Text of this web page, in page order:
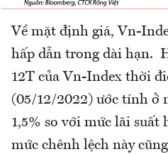
Về mặt định giá, Vn-
hấp dẫn trong dài hạn.
12T của Vn-Index thời
(05/12/2022) ước tính ở
1,5% so với mức lãi
mức chênh lệch này